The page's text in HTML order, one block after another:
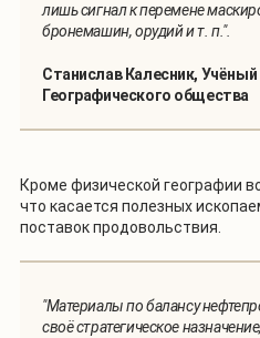
лишь сигнал к перемене
бронемашин, орудий и т. п.".
Станислав Калесник, Учёный
Географического общества
Кроме физической географии
что касается полезных
поставок продовольствия.
"Материалы по балансу
своё стратегическое